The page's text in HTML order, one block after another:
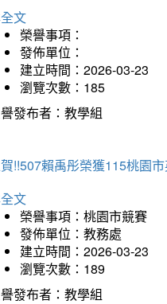
文
榮譽事項：
發佈單位：
建立時間：2026-03-23
瀏覽次數：185
發布者：教學組
!!507賴禹彤榮獲115桃園
文
榮譽事項：桃園市競賽
發佈單位：教務處
建立時間：2026-03-23
瀏覽次數：189
發布者：教學組